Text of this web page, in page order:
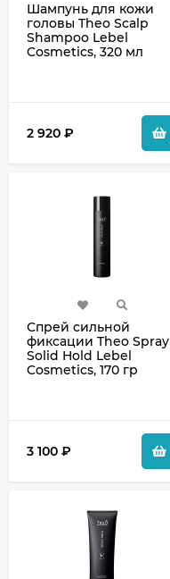
Шампунь для кожи
головы Theo Scalp
Shampoo Lebel
Cosmetics, 320 мл
2 920 ₽
Спрей сильной
фиксации Theo Spray
Solid Hold Lebel
Cosmetics, 170 гр
3 100 ₽